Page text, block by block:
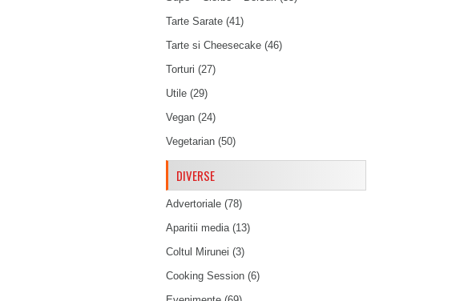
Tarte Sarate (41)
Tarte si Cheesecake (46)
Torturi (27)
Utile (29)
Vegan (24)
Vegetarian (50)
DIVERSE
Advertoriale (78)
Aparitii media(13)
Coltul Mirunei (3)
Cooking Session (6)